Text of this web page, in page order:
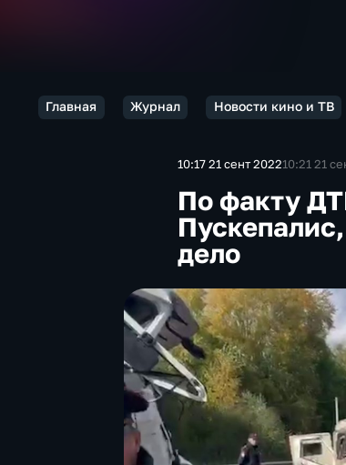
Главная Журнал Новости кино и ТВ
10:17 21 сент 202210:21 21
По факту
дело